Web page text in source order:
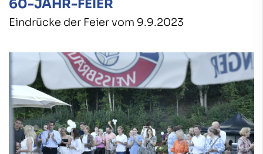
60-JAHR-FEIER
Eindrücke der Feier vom 9.9.2023